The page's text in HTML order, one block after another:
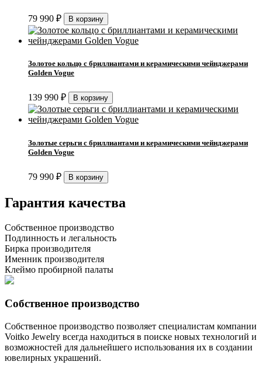
79 990 ₽
Золотое кольцо с бриллиантами и керамическими чейнджерами
Golden Vogue
139 990 ₽
Золотые серьги с бриллиантами и керамическими чейнджерами
Golden Vogue
79 990 ₽
Гарантия качества
Собственное производство
Подлинность и легальность
Бирка производителя
Именник производителя
Клеймо пробирной палаты
Собственное производство
Собственное производство позволяет специалистам компании
Voitko Jewelry всегда находиться в поиске новых технологий и
возможностей для дальнейшего использования их в создании
ювелирных украшений.